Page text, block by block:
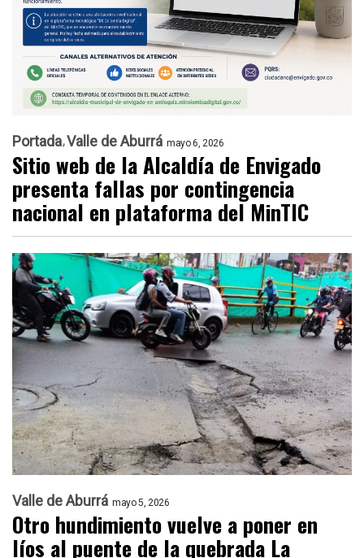
Portada Valle de Aburrá mayo 6, 2026
Sitio web de la Alcaldía de Envigado
presenta fallas por contingencia
nacional en plataforma del MinTIC
Valle de Aburrá mayo 5, 2026
Otro hundimiento vuelve a poner en
líos al puente de la quebrada La